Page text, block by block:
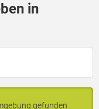
in
gefunden